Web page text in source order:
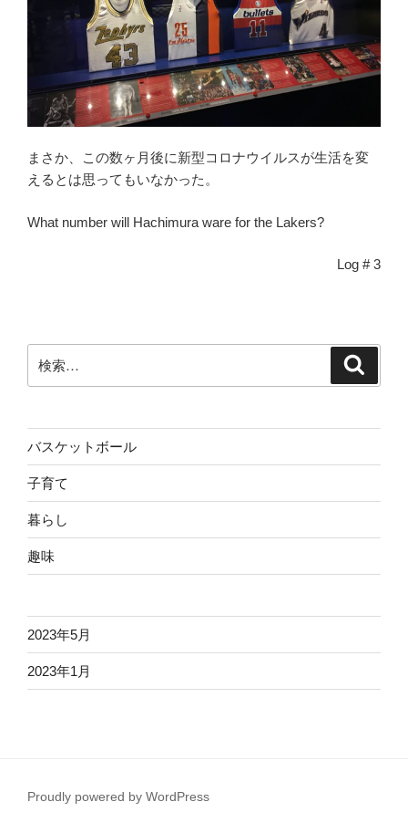
まさか、この数ヶ月後に新型コロナウイルスが生活を変
えるとは思ってもいなかった。
What number will Hachimura ware for the Lakers?
Log # 3
索:
バスケットボール
子育て
暮らし
趣味
2023年5月
2023年1月
Proudly powered by WordPress